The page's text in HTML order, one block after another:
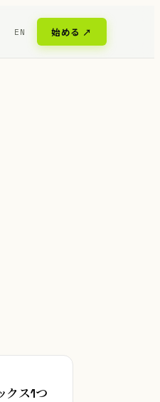
EN 始める ↗
クス1つ